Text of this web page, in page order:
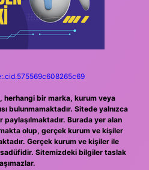
herhangi bir marka, kurum veya
bulunmamaktadır. Sitede yalnızca
paylaşılmaktadır. Burada yer alan
olup, gerçek kurum ve kişiler
Gerçek kurum ve kişiler ile
Sitemizdeki bilgiler taslak